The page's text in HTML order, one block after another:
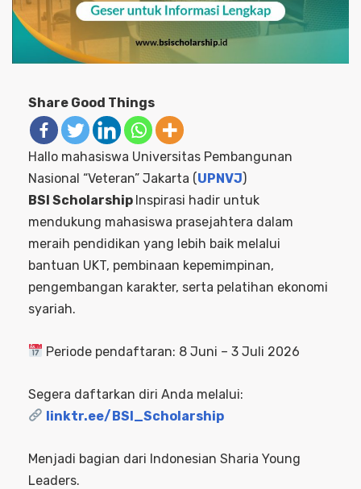
Share Good Things
Hallo mahasiswa Universitas Pembangunan
Nasional “Veteran” Jakarta (UPNVJ)
BSI Scholarship Inspirasi hadir untuk
mendukung mahasiswa prasejahtera dalam
meraih pendidikan yang lebih baik melalui
bantuan UKT, pembinaan kepemimpinan,
pengembangan karakter, serta pelatihan ekonomi
syariah.
Periode pendaftaran: 8 Juni – 3 Juli 2026
Segera daftarkan diri Anda melalui:
linktr.ee/BSI_Scholarship
Menjadi bagian dari Indonesian Sharia Young
Leaders.